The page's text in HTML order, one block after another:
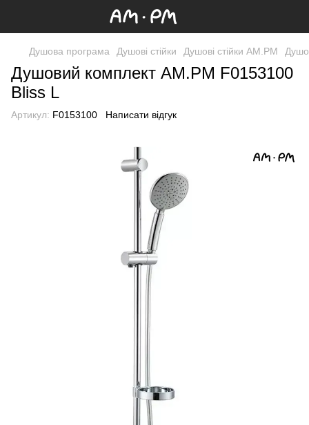
Душова програма Душові стійки Душові стійки AM.PM
Душовий комплект AM.PM F0153100
Bliss L
Артикул: F0153100 Написати відгук